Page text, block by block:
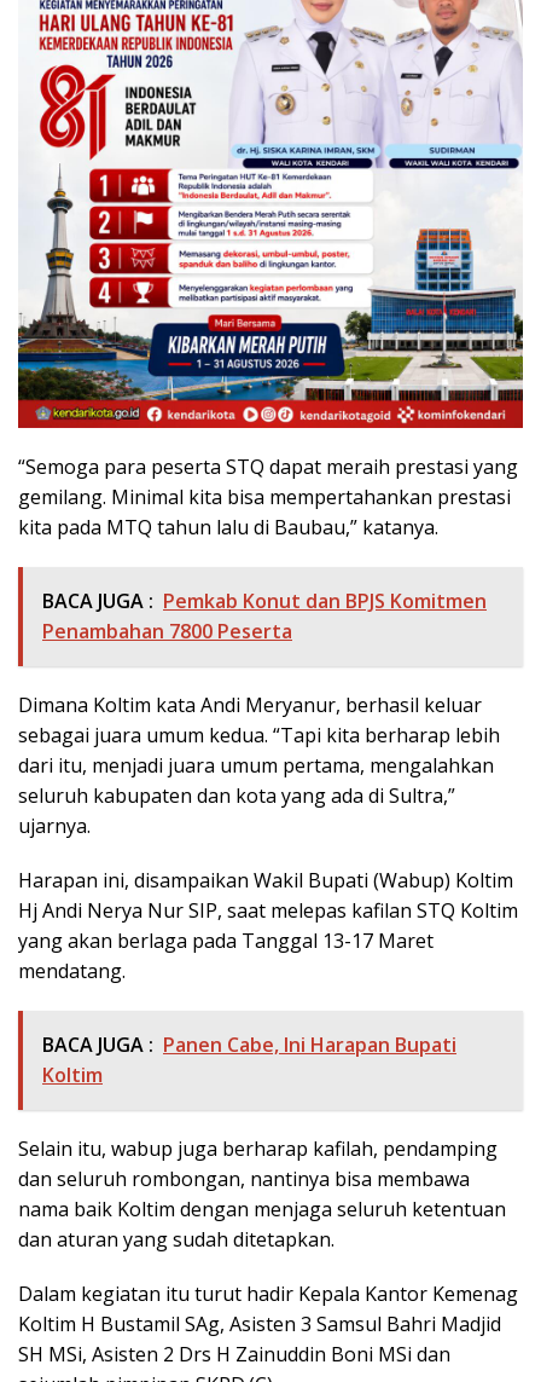
“Semoga para peserta STQ dapat meraih prestasi yang
gemilang. Minimal kita bisa mempertahankan prestasi
kita pada MTQ tahun lalu di Baubau,” katanya.
BACA JUGA : Pemkab Konut dan BPJS Komitmen
Penambahan 7800 Peserta
Dimana Koltim kata Andi Meryanur, berhasil keluar
sebagai juara umum kedua. “Tapi kita berharap lebih
dari itu, menjadi juara umum pertama, mengalahkan
seluruh kabupaten dan kota yang ada di Sultra,”
ujarnya.
Harapan ini, disampaikan Wakil Bupati (Wabup) Koltim
Hj Andi Nerya Nur SIP, saat melepas kafilan STQ Koltim
yang akan berlaga pada Tanggal 13-17 Maret
mendatang.
BACA JUGA : Panen Cabe, Ini Harapan Bupati
Koltim
Selain itu, wabup juga berharap kafilah, pendamping
dan seluruh rombongan, nantinya bisa membawa
nama baik Koltim dengan menjaga seluruh ketentuan
dan aturan yang sudah ditetapkan.
Dalam kegiatan itu turut hadir Kepala Kantor Kemenag
Koltim H Bustamil SAg, Asisten 3 Samsul Bahri Madjid
SH MSi, Asisten 2 Drs H Zainuddin Boni MSi dan